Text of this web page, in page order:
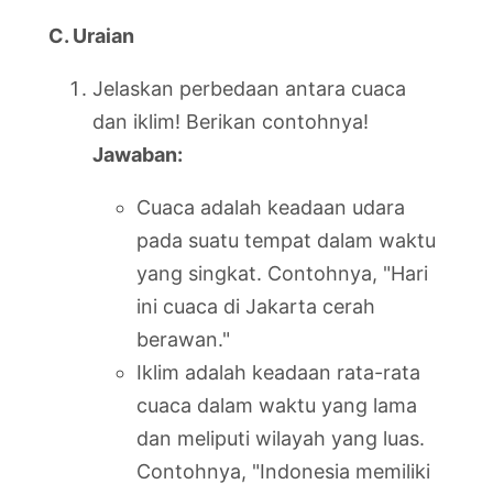
C. Uraian
Jelaskan perbedaan antara cuaca
dan iklim! Berikan contohnya!
Jawaban:
Cuaca adalah keadaan udara
pada suatu tempat dalam waktu
yang singkat. Contohnya, "Hari
ini cuaca di Jakarta cerah
berawan."
Iklim adalah keadaan rata-rata
cuaca dalam waktu yang lama
dan meliputi wilayah yang luas.
Contohnya, "Indonesia memiliki